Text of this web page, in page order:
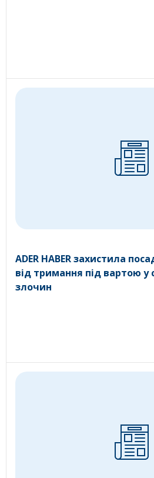
ADER HABER захистила
від тримання під вартою у
злочин